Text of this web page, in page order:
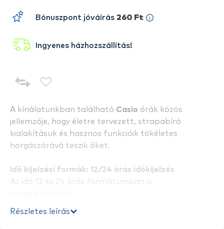
A kínálatunkban található Casio órák közös
jellemzője, hogy életre tervezett, strapabíró
kialakításuk és hasznos funkcióik tökéletes
horgászórává teszik őket.
Idő kijelzési formák: 12/24 órás időkijelzés
Az idő 12 és 24 órás formátumban is
Részletes leírás
Bónuszpont jóváírás 260 Ft
Ingyenes házhozszállítás!